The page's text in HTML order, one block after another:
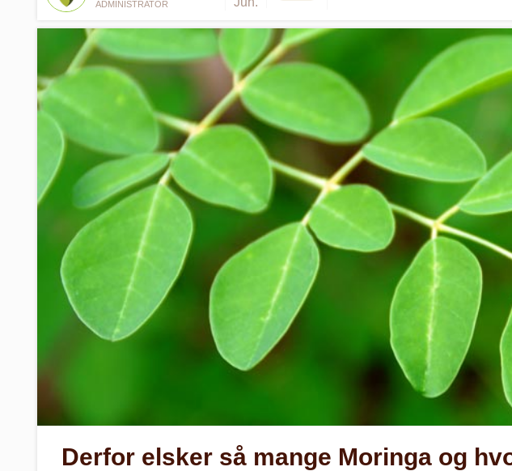
ADMINISTRATOR
Derfor elsker så mange Moringa og